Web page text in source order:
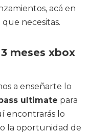
acá en
necesitas.
meses xbox
a enseñarte lo
ultimate para
encontrarás lo
la oportunidad de